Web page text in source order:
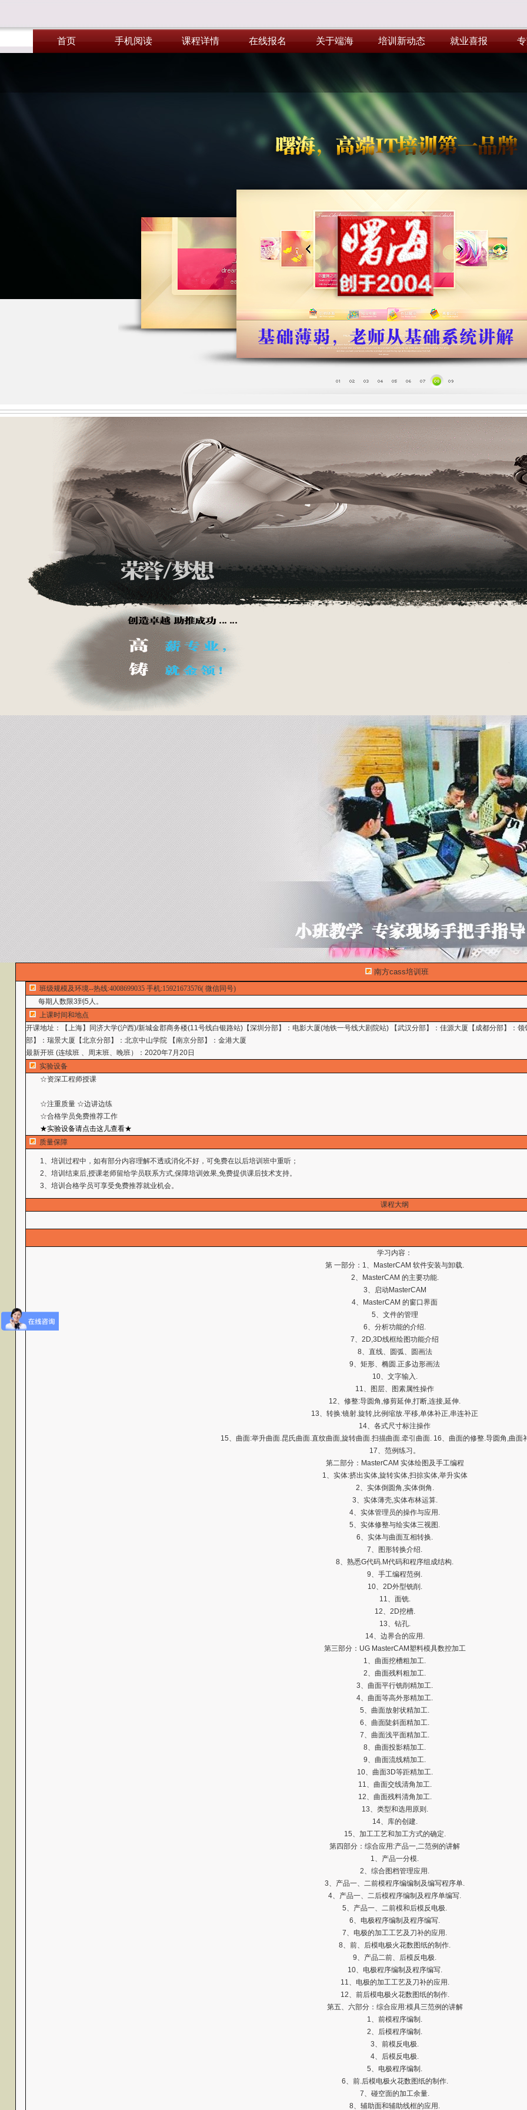
首页 手机阅读 课程详情 在线报名 关于端海 培训新动态 就业喜报
南方cass培训班
班级规模及环境--热线:4008699035 手机:15921673576( 微信同号)
每期人数限3到5人。
上课时间和地点
开课地址 ：【上海】同济大学(沪西)/新城金郡商务楼(11号线白银路站)【深圳分部】：电影大厦(地铁一号线大剧院站) 【武汉分部】：佳源大厦【成都分部】：
部】：瑞景大厦【北京分部】：北京中山学院 【南京分部】：金港大厦
最新开班 (连续班 、周末班、晚班）：2020年7月20日
实验设备
☆资深工程师授课
☆注重质量 ☆边讲边练
☆合格学员免费推荐工作
★实验设备请点击这儿查看★
质量保障
1、培训过程中，如有部分内容理解不透或消化不好，可免费在以后培训班中重听；
2、培训结束后,授课老师留给学员联系方式,保障培训效果,免费提供课后技术支持。
3、培训合格学员可享受免费推荐就业机会。
课程大纲
学习内容：
第 一部分：1、MasterCAM 软件安装与卸载.
2、MasterCAM 的主要功能.
3、启动MasterCAM
4、MasterCAM 的窗口界面
5、文件的管理
6、分析功能的介绍.
7、2D,3D线框绘图功能介绍
8、直线、圆弧、圆画法
9、矩形、椭圆.正多边形画法
10、文字输入.
11、图层、图素属性操作
12、修整:导圆角,修剪延伸,打断,连接,延伸.
13、转换:镜射.旋转,比例缩放.平移,单体补正,串连补正
14、各式尺寸标注操作
15、曲面:举升曲面.昆氏曲面.直纹曲面,旋转曲面.扫描曲面.牵引曲面. 16、曲面的修整.导圆角,曲面
17、范例练习。
第二部分：MasterCAM 实体绘图及手工编程
1、实体:挤出实体,旋转实体,扫掠实体,举升实体
2、实体倒圆角,实体倒角.
3、实体薄壳,实体布林运算.
4、实体管理员的操作与应用.
5、实体修整与绘实体三视图.
6、实体与曲面互相转换.
7、图形转换介绍.
8、熟悉G代码.M代码和程序组成结构.
9、手工编程范例.
10、2D外型铣削.
11、面铣.
12、2D挖槽.
13、钻孔.
14、边界合的应用.
第三部分：UG MasterCAM塑料模具数控加工
1、曲面挖槽粗加工.
2、曲面残料粗加工.
3、曲面平行铣削精加工.
4、曲面等高外形精加工.
5、曲面放射状精加工.
6、曲面陡斜面精加工.
7、曲面浅平面精加工.
8、曲面投影精加工.
9、曲面流线精加工.
10、曲面3D等距精加工.
11、曲面交线清角加工.
12、曲面残料清角加工.
13、类型和选用原则.
14、库的创建.
15、加工工艺和加工方式的确定.
第四部分：综合应用:产品一,二范例的讲解
1、产品一分模.
2、综合图档管理应用.
3、产品一、二前模程序编编制及编写程序单.
4、产品一、二后模程序编制及程序单编写.
5、产品一、二前模和后模反电极.
6、电极程序编制及程序编写.
7、电极的加工工艺及刀补的应用.
8、前、后模电极火花数图纸的制作.
9、产品二前、后模反电极.
10、电极程序编制及程序编写.
11、电极的加工工艺及刀补的应用.
12、前后模电极火花数图纸的制作.
第五、六部分：综合应用:模具三范例的讲解
1、前模程序编制.
2、后模程序编制.
3、前模反电极.
4、后模反电极.
5、电极程序编制.
6、前.后模电极火花数图纸的制作.
7、碰空面的加工余量.
8、辅助面和辅助线框的应用.